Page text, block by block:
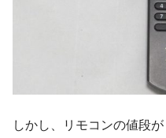
しかし、リモコンの値段